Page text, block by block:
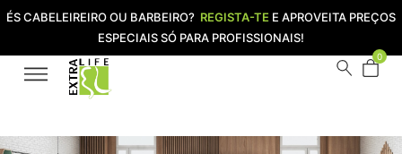
ÉS CABELEIREIRO OU BARBEIRO? REGISTA-TE E APROVEITA PREÇOS
ESPECIAIS SÓ PARA PROFISSIONAIS!
0